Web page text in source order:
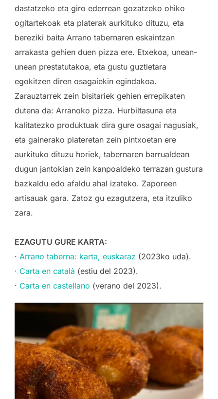
dastatzeko eta giro ederrean gozatzeko ohiko
ogitartekoak eta platerak aurkituko dituzu, eta
bereziki baita Arrano tabernaren eskaintzan
arrakasta gehien duen pizza ere. Etxekoa, unean-
unean prestatutakoa, eta gustu guztietara
egokitzen diren osagaiekin egindakoa.
Zarauztarrek zein bisitariek gehien errepikaten
dutena da: Arranoko pizza. Hurbiltasuna eta
kalitatezko produktuak dira gure osagai nagusiak,
eta gainerako plateretan zein pintxoetan ere
aurkituko dituzu horiek, tabernaren barrualdean
dugun jantokian zein kanpoaldeko terrazan gustura
bazkaldu edo afaldu ahal izateko. Zaporeen
artisauak gara. Zatoz gu ezagutzera, eta itzuliko
zara.
EZAGUTU GURE KARTA:
· Arrano taberna: karta, euskaraz (2023ko uda).
· Carta en català (estiu del 2023).
· Carta en castellano (verano del 2023).